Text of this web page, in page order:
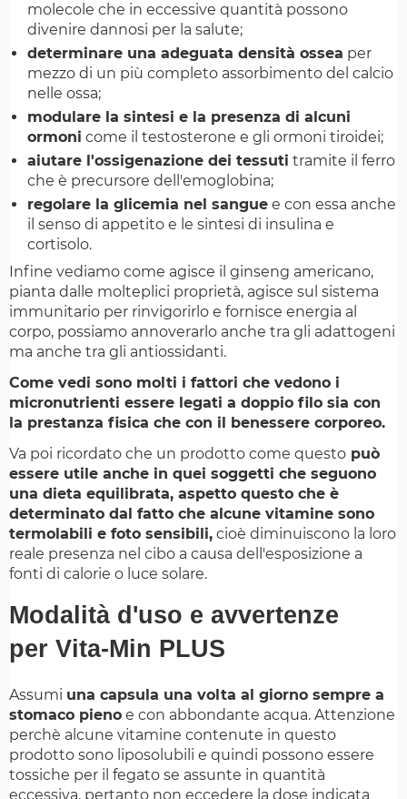
molecole che in eccessive quantità possono
divenire dannosi per la salute;
determinare una adeguata densità ossea per
mezzo di un più completo assorbimento del calcio
nelle ossa;
modulare la sintesi e la presenza di alcuni
ormoni come il testosterone e gli ormoni tiroidei;
aiutare l'ossigenazione dei tessuti tramite il ferro
che è precursore dell'emoglobina;
regolare la glicemia nel sangue e con essa anche
il senso di appetito e le sintesi di insulina e
cortisolo.
Infine vediamo come agisce il ginseng americano,
pianta dalle molteplici proprietà, agisce sul sistema
immunitario per rinvigorirlo e fornisce energia al
corpo, possiamo annoverarlo anche tra gli adattogeni
ma anche tra gli antiossidanti.
Come vedi sono molti i fattori che vedono i
micronutrienti essere legati a doppio filo sia con
la prestanza fisica che con il benessere corporeo.
Va poi ricordato che un prodotto come questo può
essere utile anche in quei soggetti che seguono
una dieta equilibrata, aspetto questo che è
determinato dal fatto che alcune vitamine sono
termolabili e foto sensibili, cioè diminuiscono la loro
reale presenza nel cibo a causa dell'esposizione a
fonti di calorie o luce solare.
Modalità d'uso e avvertenze
per Vita-Min PLUS
Assumi una capsula una volta al giorno sempre a
stomaco pieno e con abbondante acqua. Attenzione
perchè alcune vitamine contenute in questo
prodotto sono liposolubili e quindi possono essere
tossiche per il fegato se assunte in quantità
eccessiva, pertanto non eccedere la dose indicata